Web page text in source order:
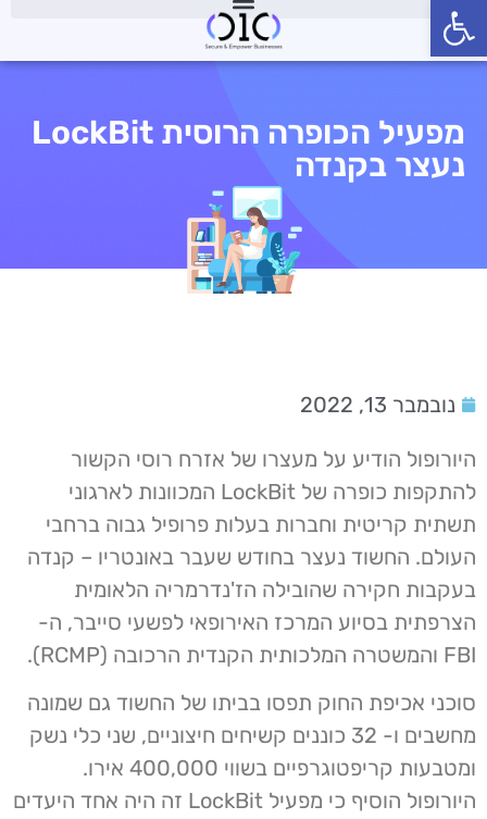
פתח סרגל נגישות
מפעיל הכופרה הרוסית LockBit
נעצר בקנדה
נובמבר 13, 2022
היורופול הודיע על מעצרו של אזרח רוסי הקשור
להתקפות כופרה של LockBit המכוונות לארגוני
תשתית קריטית וחברות בעלות פרופיל גבוה ברחבי
העולם. החשוד נעצר בחודש שעבר באונטריו – קנדה
בעקבות חקירה שהובילה הז'נדרמריה הלאומית
הצרפתית בסיוע המרכז האירופאי לפשעי סייבר, ה-
FBI והמשטרה המלכותית הקנדית הרכובה (RCMP).
סוכני אכיפת החוק תפסו בביתו של החשוד גם שמונה
מחשבים ו- 32 כוננים קשיחים חיצוניים, שני כלי נשק
ומטבעות קריפטוגרפיים בשווי 400,000 אירו.
היורופול הוסיף כי מפעיל LockBit זה היה אחד היעדים